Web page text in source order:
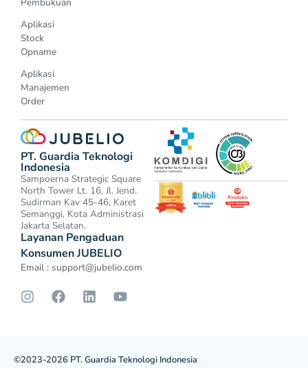
Pembukuan
Aplikasi
Stock
Opname
Aplikasi
Manajemen
Order
PT. Guardia Teknologi
Indonesia
Sampoerna Strategic Square
North Tower Lt. 16, Jl. Jend.
Sudirman Kav 45-46, Karet
Semanggi, Kota Administrasi
Jakarta Selatan.
Layanan Pengaduan
Konsumen JUBELIO
Email : support@jubelio.com
©2023-2026 PT. Guardia Teknologi Indonesia